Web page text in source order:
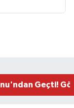
Tünel
Geçti!
TBMM